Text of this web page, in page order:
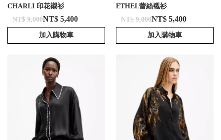
CHARLI 印花襯衫
NT$ 9,000NT$ 5,400
加入購物車
ETHEL蕾絲襯衫
NT$ 9,000NT$ 5,400
加入購物車